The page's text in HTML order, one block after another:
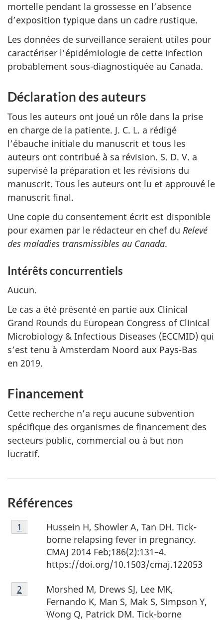
mortelle pendant la grossesse en l’absence
d’exposition typique dans un cadre rustique.
Les données de surveillance seraient utiles pour
caractériser l’épidémiologie de cette infection
probablement sous-diagnostiquée au Canada.
Déclaration des auteurs
Tous les auteurs ont joué un rôle dans la prise
en charge de la patiente. J. C. L. a rédigé
l’ébauche initiale du manuscrit et tous les
auteurs ont contribué à sa révision. S. D. V. a
supervisé la préparation et les révisions du
manuscrit. Tous les auteurs ont lu et approuvé le
manuscrit final.
Une copie du consentement écrit est disponible
pour examen par le rédacteur en chef du Relevé
des maladies transmissibles au Canada.
Intérêts concurrentiels
Aucun.
Le cas a été présenté en partie aux Clinical
Grand Rounds du European Congress of Clinical
Microbiology & Infectious Diseases (ECCMID) qui
s’est tenu à Amsterdam Noord aux Pays-Bas
en 2019.
Financement
Cette recherche n’a reçu aucune subvention
spécifique des organismes de financement des
secteurs public, commercial ou à but non
lucratif.
Références
Note
de
1
Hussein H, Showler A, Tan DH. Tick-
borne relapsing fever in pregnancy.
CMAJ 2014 Feb;186(2):131–4.
https://doi.org/10.1503/cmaj.122053
Retour à la référence de la note de bas de page
1
Note
de
Morshed M, Drews SJ, Lee MK,
Fernando K, Man S, Mak S, Simpson Y,
Wong Q, Patrick DM. Tick-borne
Retour à la référence de la note de bas de page
2